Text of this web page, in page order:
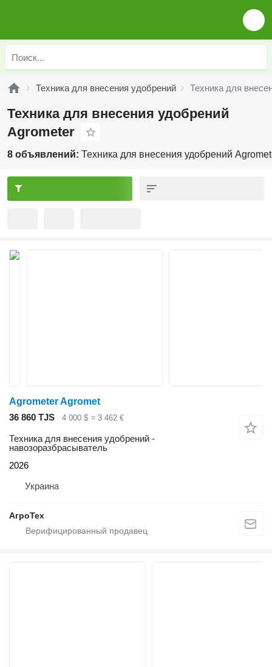
Техника для внесения удобрений Техника для
Техника для внесения удобрений
Agrometer
8 объявлений: Техника для внесения удобрений
Agrometer Agromet
36 860 TJS
4 000 $ ≈ 3 462 €
Техника для внесения удобрений -
навозоразбрасыватель
2026
Украина
АгроТех